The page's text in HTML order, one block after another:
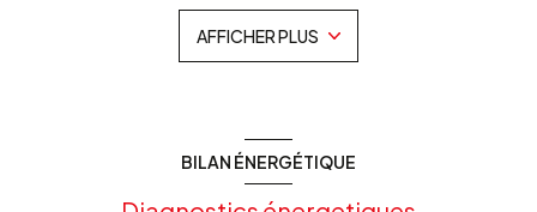
A l'étage supérieur d' un studio à finir d'aménager.
A l'extérieur un espace jardin clos de mur sans vis à vis vous
attend avec son jacuzzi, un garage , plus un atelier de 60m2
Une visite s'impose ! coup coeur assuré !
Pour plus d’informations ou pour organiser une visite,
contactez votre agence Les Clés d'Aquitaine.
AFFICHER PLUS
BILAN ÉNERGÉTIQUE